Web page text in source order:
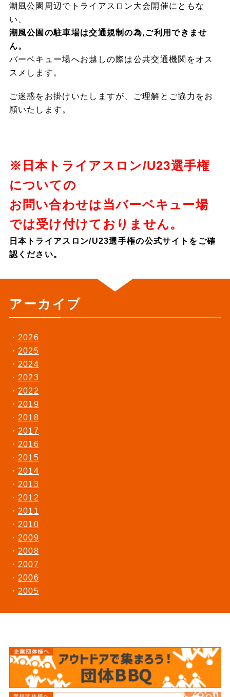
潮風公園周辺でトライアスロン大会開催にともな
い、
潮風公園の駐車場は交通規制の為,ご利用できませ
ん。
バーベキュー場へお越しの際は公共交通機関をオス
スメします。
ご迷惑をお掛けいたしますが、ご理解とご協力をお
願いたします。
※日本トライアスロン/U23選手権
についての
お問い合わせは当バーベキュー場
では受け付けておりません。
日本トライアスロン/U23選手権の公式サイトをご確
認ください。
アーカイブ
2026
2025
2024
2023
2022
2019
2018
2017
2016
2015
2014
2013
2012
2011
2010
2009
2008
2007
2006
2005